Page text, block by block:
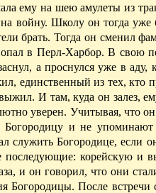
ему на шею амулеты из
войну. Школу он тогда уже
брать. Тогда он сменил
в Перл-Харбор. В свою
а проснулся уже в аду,
единственный из тех, кто
И там, куда он залез,
уверен. Учитывая, что
Богородицу и не
служить Богородице, если
корейскую и
и он говорил, что они
Богородицы. После встречи